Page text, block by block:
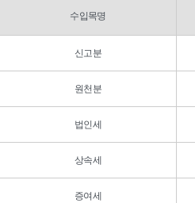
수입목명
신고분
원천분
법인세
상속세
증여세